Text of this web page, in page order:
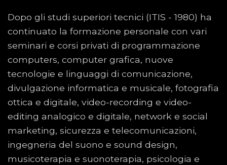
Dopo gli studi superiori tecnici (ITIS - 1980) ha
continuato la formazione personale con vari
seminari e corsi privati di programmazione
computers, computer grafica, nuove
tecnologie e linguaggi di comunicazione,
divulgazione informatica e musicale, fotografia
ottica e digitale, video-recording e video-
editing analogico e digitale, network e social
marketing, sicurezza e telecomunicazioni,
ingegneria del suono e sound design,
musicoterapia e suonoterapia, psicologia e